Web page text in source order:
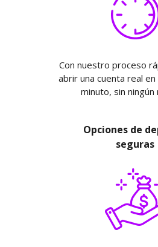
Con nuestro proceso
abrir una cuenta real
minuto, sin
Opciones de
seguras